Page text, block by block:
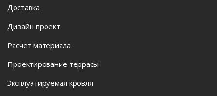
Доставка
Дизайн проект
Расчет материала
Проектирование террасы
Эксплуатируемая кровля